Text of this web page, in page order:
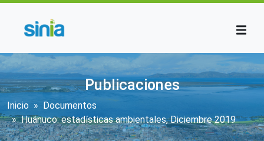
Publicaciones
Sobrescribir enlaces de ayuda a la
Inicio
Documentos
Huánuco: estadísticas ambientales, Diciembre 2019